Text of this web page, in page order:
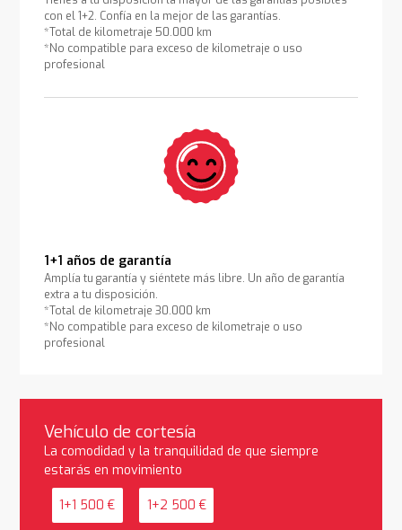
con el 1+2. Confía en la mejor de las garantías.
*Total de kilometraje 50.000 km
*No compatible para exceso de kilometraje o uso
profesional
1+1 años de garantía
Amplía tu garantía y siéntete más libre. Un año de garantía
extra a tu disposición.
*Total de kilometraje 30.000 km
*No compatible para exceso de kilometraje o uso
profesional
Vehículo de cortesía
La comodidad y la tranquilidad de que siempre
estarás en movimiento
1+1 500 € 1+2 500 €